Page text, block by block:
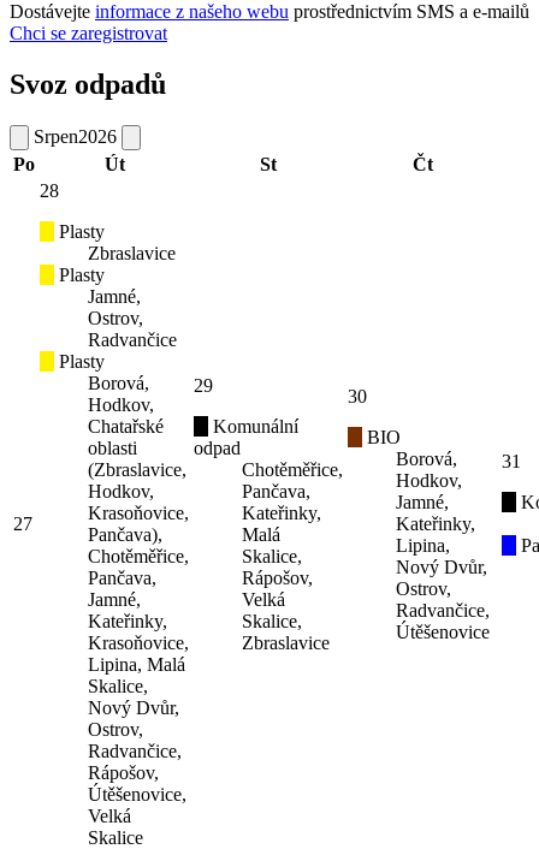
Dostávejte informace z našeho webu prostřednictvím SMS a e-mailů
Chci se zaregistrovat
Svoz odpadů
Srpen2026
Po
Út St Čt
27
28
Plasty
Zbraslavice
Plasty
Jamné,
Ostrov,
Radvančice
Plasty
Borová,
Hodkov,
Chatařské
oblasti
(Zbraslavice,
Hodkov,
Krasoňovice,
Pančava),
Chotěměřice,
Pančava,
Jamné,
Kateřinky,
Krasoňovice,
Lipina, Malá
Skalice,
Nový Dvůr,
Ostrov,
Radvančice,
Rápošov,
Útěšenovice,
Velká
Skalice
29
Komunální
odpad
Chotěměřice,
Pančava,
Kateřinky,
Malá
Skalice,
Rápošov,
Velká
Skalice,
Zbraslavice
30
BIO
Borová,
Hodkov,
Jamné,
Kateřinky,
Lipina,
Nový Dvůr,
Ostrov,
Radvančice,
Útěšenovice
31